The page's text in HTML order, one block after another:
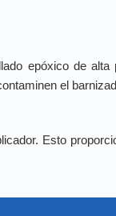
epóxico de alta
el
Esto